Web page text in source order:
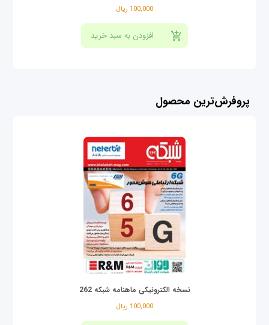
100,000 ریال
پروفرش‌ترین محصول
نسخه الکترونیکی ماهنامه شبکه 262
100,000 ریال